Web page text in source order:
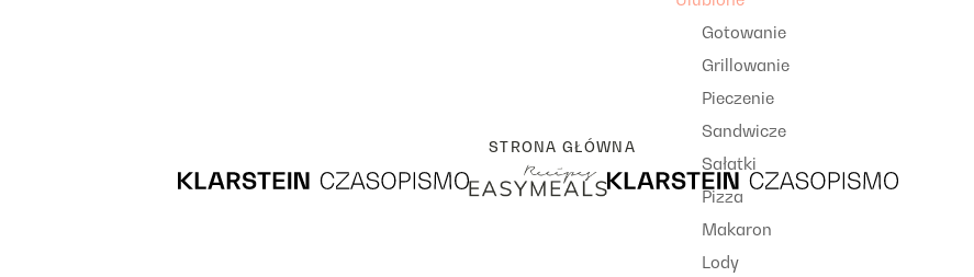
STRONA GŁÓWNA
Gotowanie
Grillowanie
Pieczenie
Sandwicze
Sałatki
Pizza
Makaron
Lody